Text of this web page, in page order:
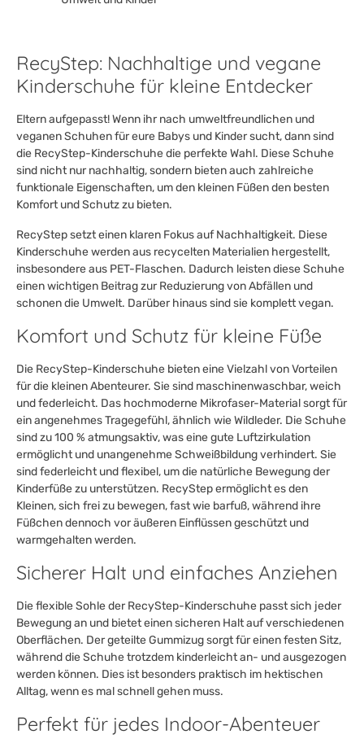
RecyStep: Nachhaltige und vegane
Kinderschuhe für kleine Entdecker
Eltern aufgepasst! Wenn ihr nach umweltfreundlichen und
veganen Schuhen für eure Babys und Kinder sucht, dann sind
die RecyStep-Kinderschuhe die perfekte Wahl. Diese Schuhe
sind nicht nur nachhaltig, sondern bieten auch zahlreiche
funktionale Eigenschaften, um den kleinen Füßen den besten
Komfort und Schutz zu bieten.
RecyStep setzt einen klaren Fokus auf Nachhaltigkeit. Diese
Kinderschuhe werden aus recycelten Materialien hergestellt,
insbesondere aus PET-Flaschen. Dadurch leisten diese Schuhe
einen wichtigen Beitrag zur Reduzierung von Abfällen und
schonen die Umwelt. Darüber hinaus sind sie komplett vegan.
Komfort und Schutz für kleine Füße
Die RecyStep-Kinderschuhe bieten eine Vielzahl von Vorteilen
für die kleinen Abenteurer. Sie sind maschinenwaschbar, weich
und federleicht. Das hochmoderne Mikrofaser-Material sorgt für
ein angenehmes Tragegefühl, ähnlich wie Wildleder. Die Schuhe
sind zu 100 % atmungsaktiv, was eine gute Luftzirkulation
ermöglicht und unangenehme Schweißbildung verhindert. Sie
sind federleicht und flexibel, um die natürliche Bewegung der
Kinderfüße zu unterstützen. RecyStep ermöglicht es den
Kleinen, sich frei zu bewegen, fast wie barfuß, während ihre
Füßchen dennoch vor äußeren Einflüssen geschützt und
warmgehalten werden.
Sicherer Halt und einfaches Anziehen
Die flexible Sohle der RecyStep-Kinderschuhe passt sich jeder
Bewegung an und bietet einen sicheren Halt auf verschiedenen
Oberflächen. Der geteilte Gummizug sorgt für einen festen Sitz,
während die Schuhe trotzdem kinderleicht an- und ausgezogen
werden können. Dies ist besonders praktisch im hektischen
Alltag, wenn es mal schnell gehen muss.
Perfekt für jedes Indoor-Abenteuer